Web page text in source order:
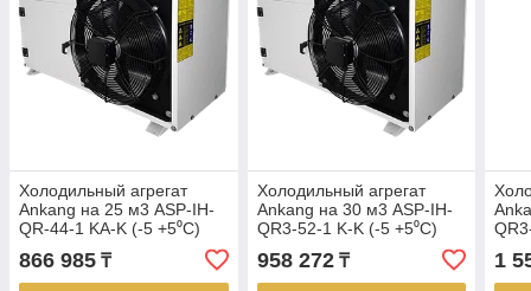
Холодильный агрегат
Ankang на 25 м3 ASP-IH-
QR-44-1 KA-K (-5 +5⁰С)
866 985 ₸
Холодильный агрегат
Ankang на 30 м3 ASP-IH-
QR3-52-1 K-K (-5 +5⁰С)
958 272₸ 1